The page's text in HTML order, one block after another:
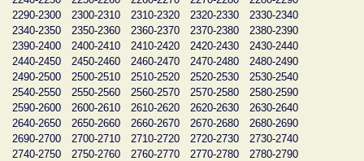
2290-2300
2300-2310 2310-2320 2320-2330
2330-2340
2340-2350
2350-2360 2360-2370 2370-2380
2380-2390
2390-2400
2400-2410 2410-2420 2420-2430
2430-2440
2440-2450
2450-2460 2460-2470 2470-2480
2480-2490
2490-2500
2500-2510 2510-2520 2520-2530
2530-2540
2540-2550
2550-2560 2560-2570 2570-2580
2580-2590
2590-2600
2600-2610 2610-2620 2620-2630
2630-2640
2640-2650
2650-2660 2660-2670 2670-2680
2680-2690
2690-2700
2700-2710 2710-2720 2720-2730
2730-2740
2740-2750
2750-2760 2760-2770 2770-2780
2780-2790